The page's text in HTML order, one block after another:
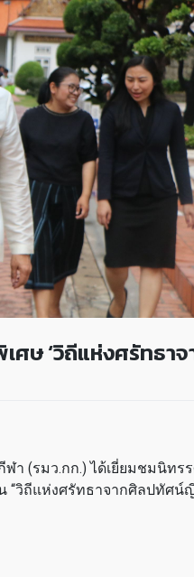
ศษ ‘วิถีแห่งศรัทธาจ
า (รมว.กก.) ได้เยี่ยมชมนิทร
“วิถีแห่งศรัทธาจากศิลปทัศน์